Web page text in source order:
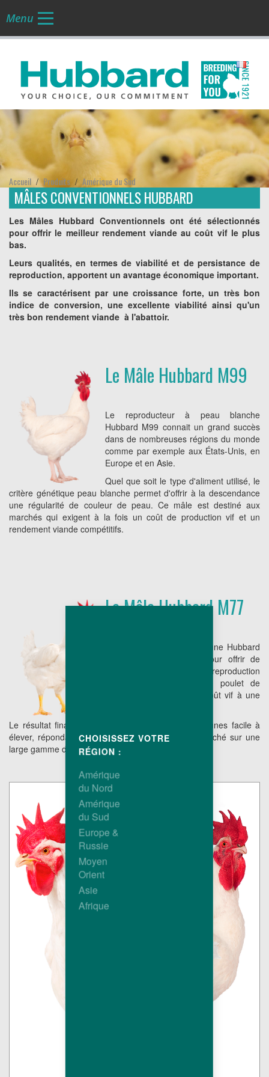
FR
Menu
Accueil/Produits / Amérique du Sud
MÂLES CONVENTIONNELS HUBBARD
Les Mâles Hubbard Conventionnels ont été sélectionnés
pour offrir le meilleur rendement viande au coût vif le plus
bas.
Leurs qualités, en termes de viabilité et de persistance de
reproduction, apportent un avantage économique important.
Ils se caractérisent par une croissance forte, un très bon
indice de conversion, une excellente viabilité ainsi qu'un
très bon rendement viande à l'abattoir.
Le Mâle Hubbard M99
Le reproducteur à peau blanche
Hubbard M99 connait un grand succès
dans de nombreuses régions du monde
comme par exemple aux États-Unis, en
Europe et en Asie.
Quel que soit le type d'aliment utilisé, le
critère génétique peau blanche permet d'offrir à la descendance
une régularité de couleur de peau. Ce mâle est destiné aux
marchés qui exigent à la fois un coût de production vif et un
rendement viande compétitifs.
Le Mâle Hubbard M77
Le reproducteur à peau jaune Hubbard
M77 a été sélectionné pour offrir de
bonnes performances de reproduction
ainsi qu'une descendance poulet de
chair associant un faible coût vif à une
Le résultat final est un poulet de chair à pattes jaunes facile à
élever, répondant parfaitement aux objectifs de marché sur une
large gamme de poids.
CHOISISSEZ VOTRE
RÉGION :
Amérique
du Nord
Amérique
du Sud
Europe &
Russie
Moyen
Orient
Asie
Afrique